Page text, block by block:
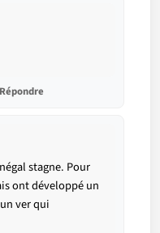
Répondre
stagne. Pour
ont développé un
ver qui